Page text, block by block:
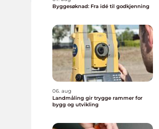
Byggesøknad: Fra idé til godkjenning
06. aug
Landmåling gir trygge rammer for
bygg og utvikling